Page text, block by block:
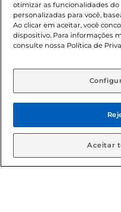
sofrer alterações sem
de bebidas alcoólicas
Lei n.º 8069/90, art. 81,
Adolescente). Preços e
aviso prévio. O valor
© 2026
otimizar as funcionalidades
personalizadas para você,
Ao clicar em aceitar, você
dispositivo. Para informações
consulte nossa Política de
Aceitar